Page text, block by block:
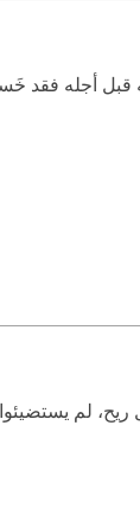
قبل أجله فقد
لم يستضيئوا